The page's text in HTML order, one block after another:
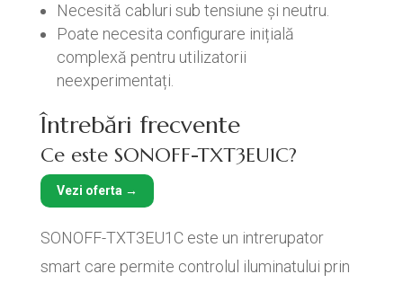
Necesită cabluri sub tensiune și neutru.
Poate necesita configurare inițială
complexă pentru utilizatorii
neexperimentați.
Întrebări frecvente
Ce este SONOFF-TXT3EU1C?
Vezi oferta →
SONOFF-TXT3EU1C este un intrerupator
smart care permite controlul iluminatului prin